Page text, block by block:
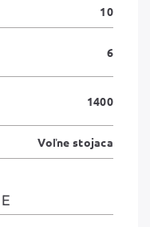
10
6
1400
Voľne stojaca